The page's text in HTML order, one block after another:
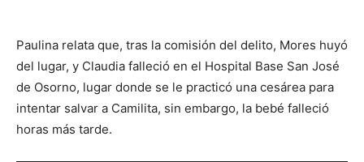
Paulina relata que, tras la comisión del delito, Mores huyó
del lugar, y Claudia falleció en el Hospital Base San José
de Osorno, lugar donde se le practicó una cesárea para
intentar salvar a Camilita, sin embargo, la bebé falleció
horas más tarde.